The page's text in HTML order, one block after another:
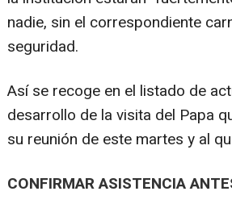
nadie, sin el correspondiente
seguridad.
Así se recoge en el listado de
desarrollo de la visita del Papa
su reunión de este martes y al
CONFIRMAR ASISTENCIA